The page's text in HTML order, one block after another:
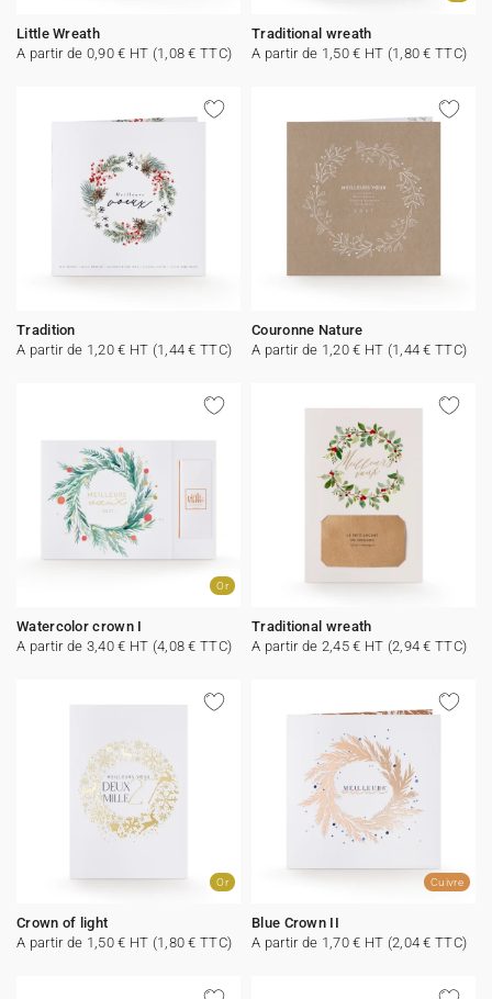
Little Wreath
A partir de 0,90 € HT (1,08 € TTC)
Traditional wreath
A partir de 1,50 € HT (1,80 € TTC)
Tradition
A partir de 1,20 € HT (1,44 € TTC)
Couronne Nature
A partir de 1,20 € HT (1,44 € TTC)
Or
Watercolor crown I
A partir de 3,40 € HT (4,08 € TTC)
Traditional wreath
A partir de 2,45 € HT (2,94 € TTC)
Or
Crown of light
A partir de 1,50 € HT (1,80 € TTC)
Cuivre
Blue Crown II
A partir de 1,70 € HT (2,04 € TTC)